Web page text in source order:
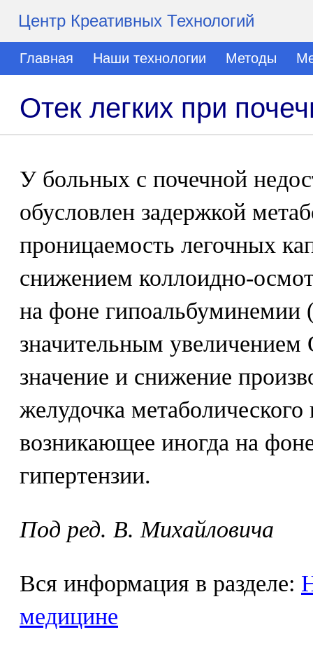
Центр Креативных Технологий
Главная Наши технологии Методы
Отек легких при
У больных с почечной
обусловлен задержкой
проницаемость легочных
снижением коллоидно-
на фоне гипоальбуминемии
значительным
значение и снижение
желудочка
возникающее иногда на
гипертензии.
Под ред. В. Михайловича
Вся информация в разделе:
медицине